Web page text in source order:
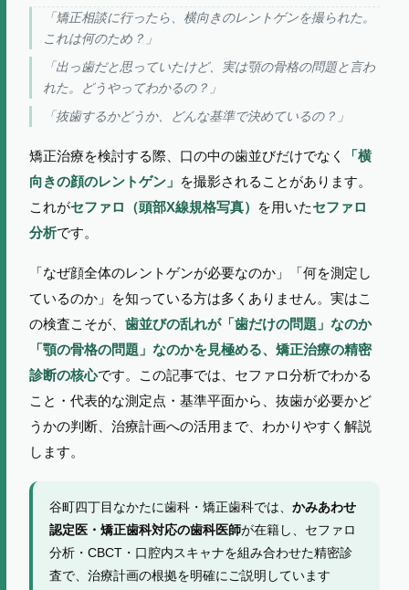
「矯正相談に行ったら、横向きのレントゲンを撮られた。
これは何のため？」
「出っ歯だと思っていたけど、実は顎の骨格の問題と言わ
れた。どうやってわかるの？」
「抜歯するかどうか、どんな基準で決めているの？」
矯正治療を検討する際、口の中の歯並びだけでなく
「横
向きの顔のレントゲン」
を撮影されることがあります。
これがセファロ（頭部X線規格写真） を用いたセファロ
分析です。
「なぜ顔全体のレントゲンが必要なのか」「何を測定し
ているのか」を知っている方は多くありません。実はこ
の検査こそが、 歯並びの乱れが「歯だけの問題」なのか
「顎の骨格の問題」なのかを見極める、矯正治療の精密
診断の核心です。この記事では、セファロ分析でわかる
こと・代表的な測定点・基準平面から、抜歯が必要かど
うかの判断、治療計画への活用まで、わかりやすく解説
します。
谷町四丁目なかたに歯科・矯正歯科では、 かみあわせ
認定医・矯正歯科対応の歯科医師が在籍し、セファロ
分析・CBCT・口腔内スキャナを組み合わせた精密診
査で、治療計画の根拠を明確にご説明しています